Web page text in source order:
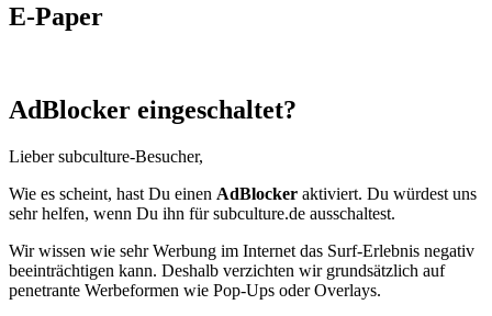
E-Paper
AdBlocker eingeschaltet?
Lieber subculture-Besucher,
Wie es scheint, hast Du einen AdBlocker aktiviert. Du würdest uns
sehr helfen, wenn Du ihn für subculture.de ausschaltest.
Wir wissen wie sehr Werbung im Internet das Surf-Erlebnis negativ
beeinträchtigen kann. Deshalb verzichten wir grundsätzlich auf
penetrante Werbeformen wie Pop-Ups oder Overlays.